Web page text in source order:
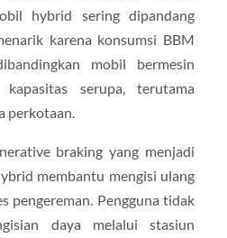
hybrid sering dipandang
karena konsumsi BBM
mobil bermesin
kapasitas serupa, terutama
perkotaan.
braking yang menjadi
membantu mengisi ulang
pengereman. Pengguna tidak
daya melalui stasiun